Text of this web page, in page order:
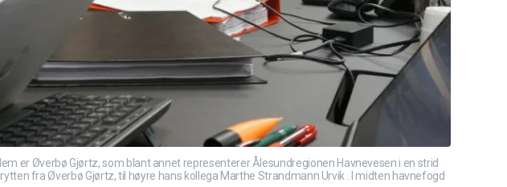
er Øverbø Gjørtz, som blant annet representerer Ålesundregionen Havnevesen i en strid
fra Øverbø Gjørtz, til høyre hans kollega Marthe Strandmann Urvik . I midten havnefogd